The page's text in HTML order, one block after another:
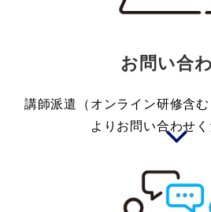
お問い合
講師派遣（オンライン研修含
よりお問い合わせく